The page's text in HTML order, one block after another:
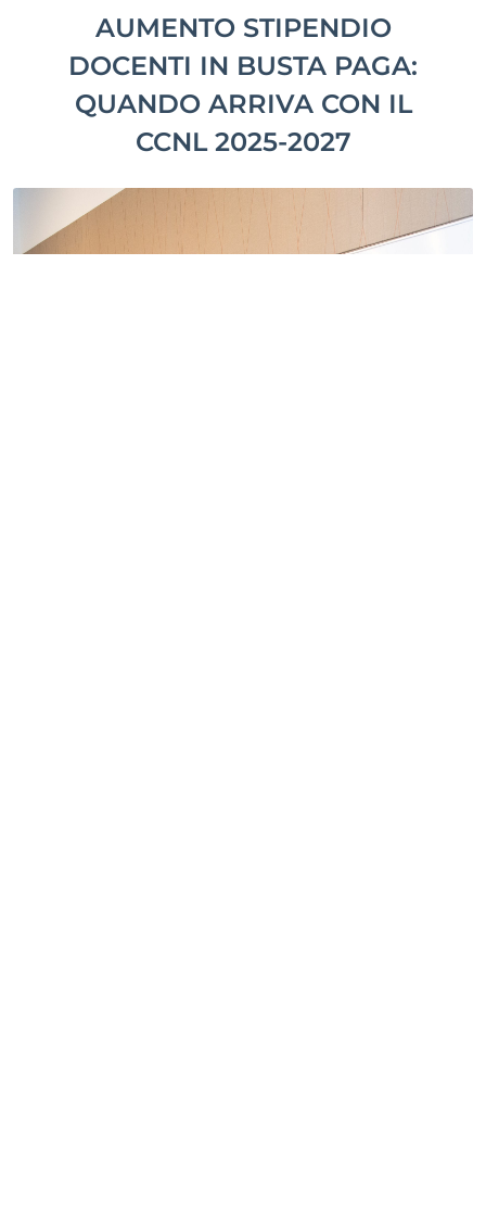
AUMENTO STIPENDIO
DOCENTI IN BUSTA PAGA:
QUANDO ARRIVA CON IL
CCNL 2025-2027